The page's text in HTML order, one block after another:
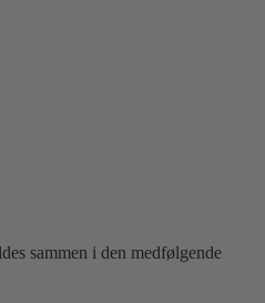
sammen i den medfølgende